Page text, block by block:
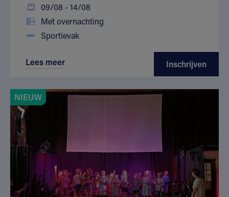
09/08 - 14/08
Met overnachting
Sportievak
Lees meer Inschrijven
NIEUW